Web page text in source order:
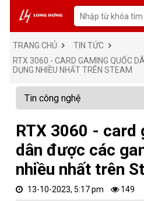
TRANG CHỦ
TIN TỨC
RTX 3060 - CARD GAMING QUỐC
DỤNG NHIỀU NHẤT TRÊN STEAM
RTX 3060 - card
dân được các
nhiều nhất trên
13-10-2023, 5:17 pm 149